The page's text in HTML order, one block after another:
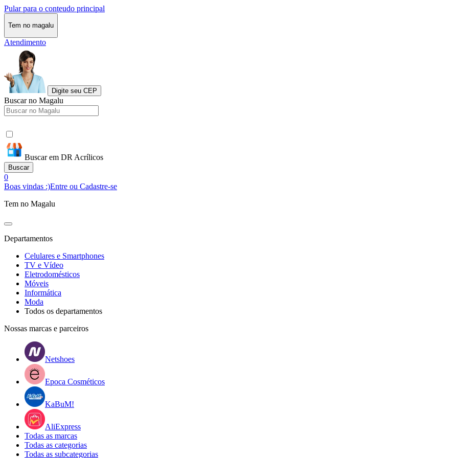
Pular para o conteudo principal
Tem no magalu
Atendimento
Digite seu CEP
Buscar no Magalu
Buscar em DR Acrílicos
Buscar
0
Boas vindas :)Entre ou Cadastre-se
Tem no Magalu
Departamentos
Celulares e Smartphones
TV e Vídeo
Eletrodomésticos
Móveis
Informática
Moda
Todos os departamentos
Nossas marcas e parceiros
Netshoes
Epoca Cosméticos
KaBuM!
AliExpress
Todas as marcas
Todas as categorias
Todas as subcategorias